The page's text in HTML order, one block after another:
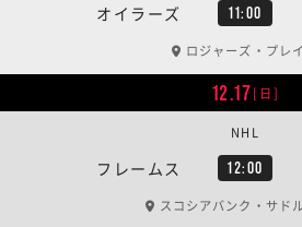
オイラーズ 11:00
ロジャーズ・プレ
12.17[日]
フレームス 12:00
NHL
スコシアバンク・サド